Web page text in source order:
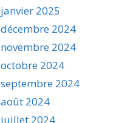
janvier 2025
décembre 2024
novembre 2024
octobre 2024
septembre 2024
août 2024
juillet 2024